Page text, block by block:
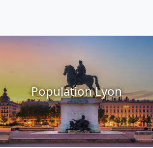
Population Lyon